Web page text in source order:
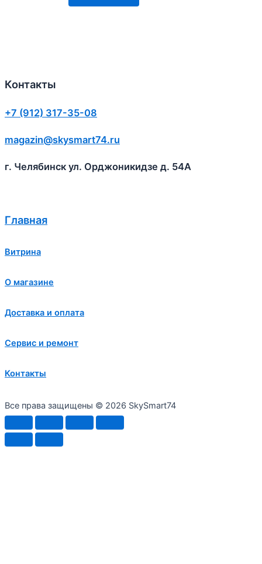
Контакты
+7 (912) 317-35-08
magazin@skysmart74.ru
г. Челябинск ул. Орджоникидзе д. 54А
Главная
Витрина
О магазине
Доставка и оплата
Сервис и ремонт
Контакты
Все права защищены © 2026 SkySmart74